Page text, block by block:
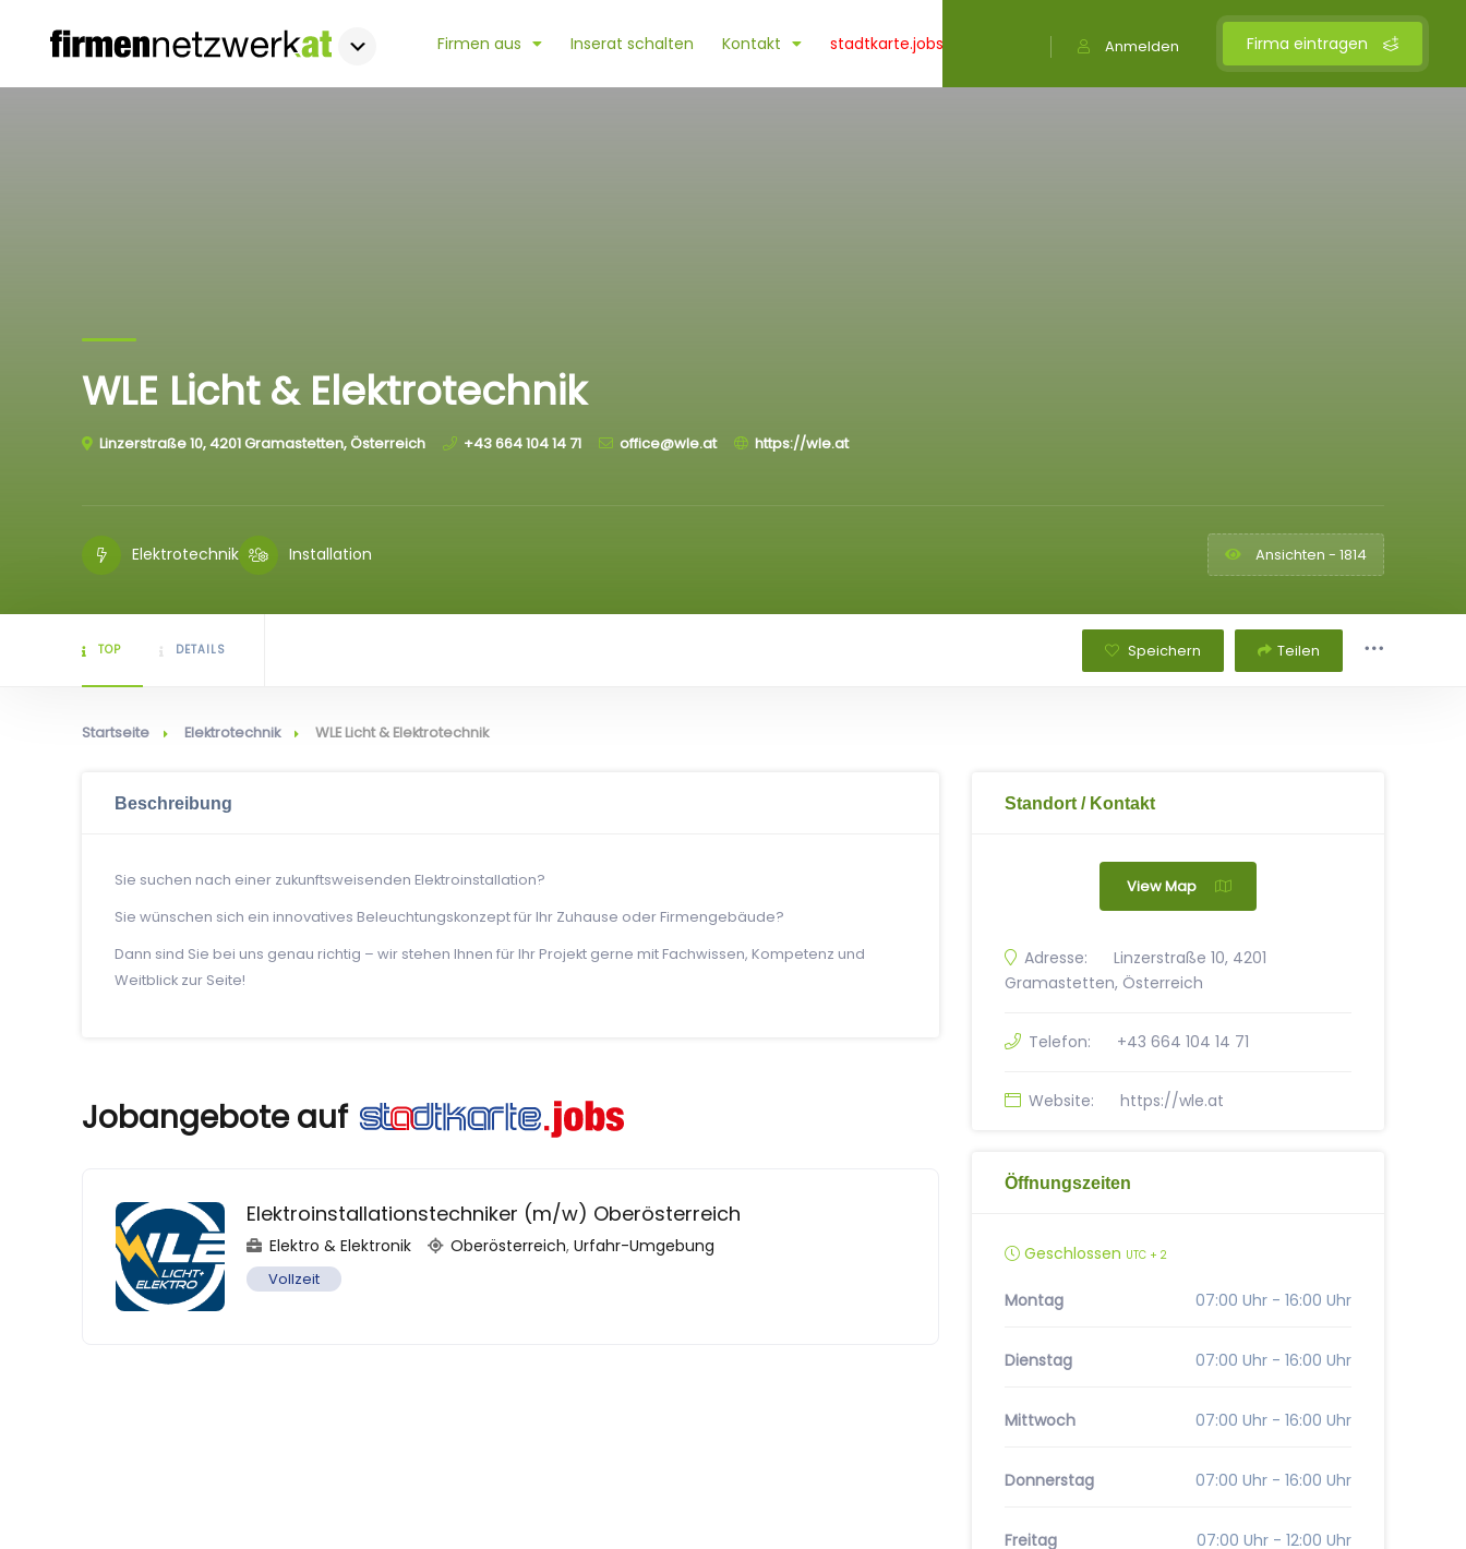
Firma eintragen
Anmelden
Firmen aus Inserat schalten Kontakt stadtkarte.jobs
WLE Licht & Elektrotechnik
Linzerstraße 10, 4201 Gramastetten, Österreich +43 664 104 14 71 office@wle.at https://wle.at
Elektrotechnik Installation Ansichten - 1814
TOP DETAILS Speichern Teilen
Startseite Elektrotechnik WLE Licht & Elektrotechnik
Beschreibung
Sie suchen nach einer zukunftsweisenden Elektroinstallation?
Sie wünschen sich ein innovatives Beleuchtungskonzept für Ihr Zuhause oder Firmengebäude?
Dann sind Sie bei uns genau richtig – wir stehen Ihnen für Ihr Projekt gerne mit Fachwissen, Kompetenz und
Weitblick zur Seite!
Jobangebote auf
Elektroinstallationstechniker (m/w) Oberösterreich
Elektro & Elektronik Oberösterreich, Urfahr-Umgebung
Vollzeit
Standort / Kontakt
View Map
Adresse:
Linzerstraße 10, 4201
Gramastetten, Österreich
Telefon: +43 664 104 14 71
Website: https://wle.at
Öffnungszeiten
Geschlossen UTC + 2
Montag 07:00 Uhr - 16:00 Uhr
Dienstag 07:00 Uhr - 16:00 Uhr
Mittwoch 07:00 Uhr - 16:00 Uhr
Donnerstag 07:00 Uhr - 16:00 Uhr
Freitag 07:00 Uhr - 12:00 Uhr